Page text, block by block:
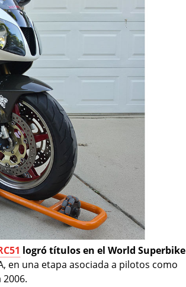
logró títulos en el World Superbike
en una etapa asociada a pilotos como